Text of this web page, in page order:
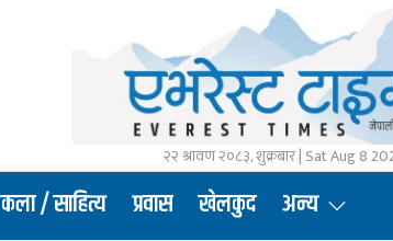
२२ श्रावण २०८३, शुक्रबार | Sat Aug 8
कला / साहित्य प्रवास खेलकुद अन्य